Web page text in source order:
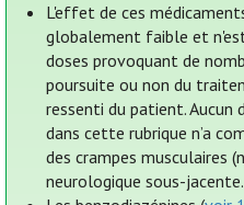
L'effet de ces
globalement faible et
doses provoquant de
poursuite ou non du
ressenti du patient. Aucun
dans cette rubrique n’a
des crampes musculaires
neurologique sous-jacente.